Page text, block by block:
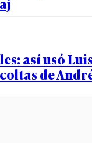
así usó
de